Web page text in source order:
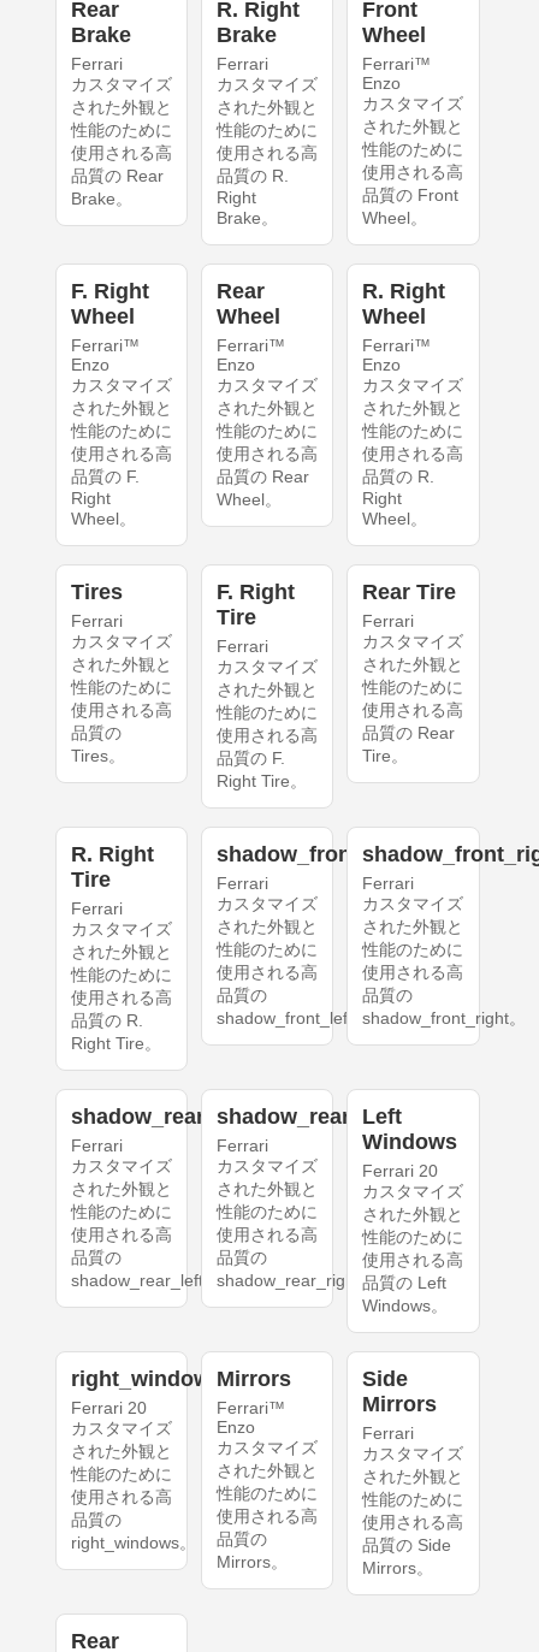
Rear
Brake
Ferrari
カスタマイズ
された外観と
性能のために
使用される高
品質の Rear
Brake。
R. Right
Brake
Ferrari
カスタマイズ
された外観と
性能のために
使用される高
品質の R.
Right
Brake。
Front
Wheel
Ferrari™
Enzo
カスタマイズ
された外観と
性能のために
使用される高
品質の Front
Wheel。
F. Right
Wheel
Ferrari™
Enzo
カスタマイズ
された外観と
性能のために
使用される高
品質の F.
Right
Wheel。
Rear
Wheel
Ferrari™
Enzo
カスタマイズ
された外観と
性能のために
使用される高
品質の Rear
Wheel。
R. Right
Wheel
Ferrari™
Enzo
カスタマイズ
された外観と
性能のために
使用される高
品質の R.
Right
Wheel。
Tires
Ferrari
カスタマイズ
された外観と
性能のために
使用される高
品質の
Tires。
F. Right
Tire
Ferrari
カスタマイズ
された外観と
性能のために
使用される高
品質の F.
Right Tire。
Rear Tire
Ferrari
カスタマイズ
された外観と
性能のために
使用される高
品質の Rear
Tire。
R. Right
Tire
Ferrari
カスタマイズ
された外観と
性能のために
使用される高
品質の R.
Right Tire。
shadow_front_left
Ferrari
カスタマイズ
された外観と
性能のために
使用される高
品質の
shadow_front_left。
Ferrari
カスタマイズ
された外観と
性能のために
使用される高
品質の
shadow_front_right。
shadow_rear_left
Ferrari
カスタマイズ
された外観と
性能のために
使用される高
品質の
shadow_rear_left。
shadow_rear_right
Ferrari
カスタマイズ
された外観と
性能のために
使用される高
品質の
shadow_rear_right。
Left
Windows
Ferrari 20
カスタマイズ
された外観と
性能のために
使用される高
品質の Left
Windows。
right_windows
Ferrari 20
カスタマイズ
された外観と
性能のために
使用される高
品質の
right_windows。
Mirrors
Ferrari™
Enzo
カスタマイズ
された外観と
性能のために
使用される高
品質の
Mirrors。
Side
Mirrors
Ferrari
カスタマイズ
された外観と
性能のために
使用される高
品質の Side
Mirrors。
Rear